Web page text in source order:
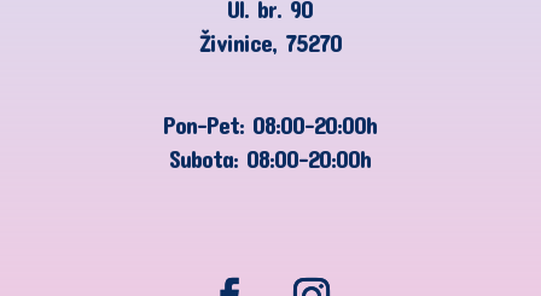
Ul. br. 90
Živinice, 75270
Pon-Pet: 08:00-20:00h
Subota: 08:00-20:00h